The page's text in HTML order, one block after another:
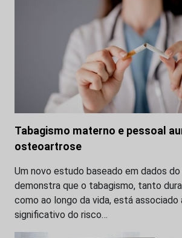
Tabagismo materno e pessoal
osteoartrose
Um novo estudo baseado em dados do
demonstra que o tabagismo, tanto
como ao longo da vida, está associado
significativo do risco…